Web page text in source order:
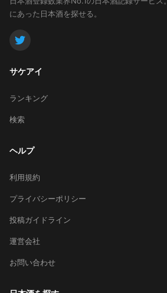
にあった日本酒を探せる。
サケアイ
ランキング
検索
ヘルプ
利用規約
プライバシーポリシー
投稿ガイドライン
運営会社
お問い合わせ